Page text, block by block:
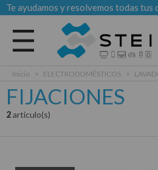
Te ayudamos y resolvemos todas tus
Todas las categorias
Inicio > ELECTRODOMÉSTICOS >
FIJACIONES
2articulo(s)